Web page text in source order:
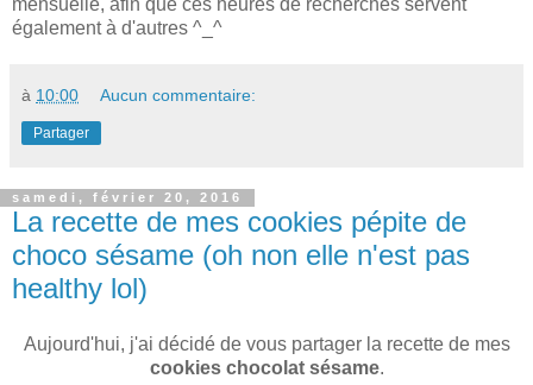
également à d'autres ^_^
à 10:00 Aucun commentaire:
Partager
samedi, février 20, 2016
La recette de mes cookies pépite de
choco sésame (oh non elle n'est pas
healthy lol)
Aujourd'hui, j'ai décidé de vous partager la recette de mes
cookies chocolat sésame.